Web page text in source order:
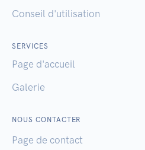
Conseil d'utilisation
SERVICES
Page d'accueil
Galerie
NOUS CONTACTER
Page de contact